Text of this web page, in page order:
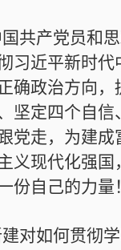
共产党员和
习近平新时代
确政治方向，
坚定四个自信
党走，为建成
义现代化强国
份自己的力量！
对如何贯彻